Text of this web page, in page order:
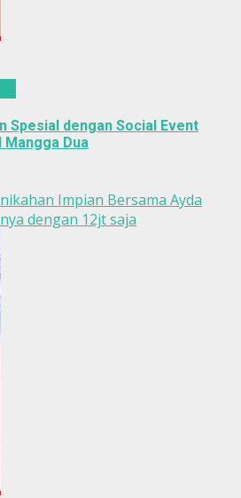
Spesial dengan Social Event
Mangga Dua
Impian Bersama Ayda
dengan 12jt saja